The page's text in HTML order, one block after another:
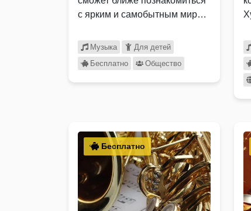
с ярким и самобытным миром
Музыка
Для детей
Бесплатно
Общество
Бесплатно